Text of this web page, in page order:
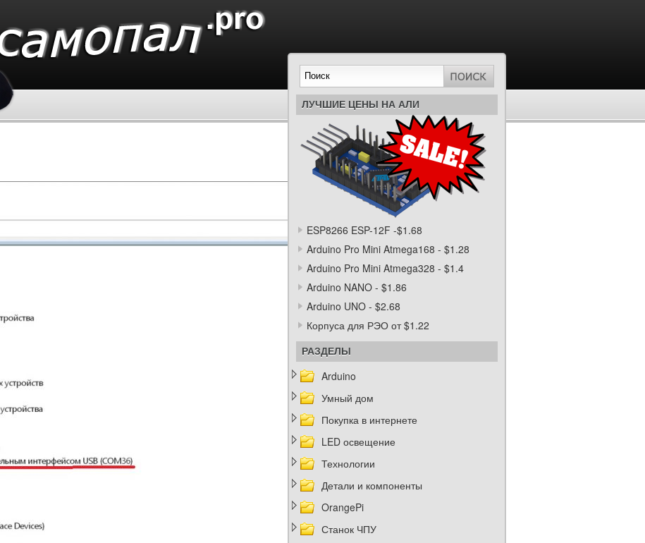
ЛУЧШИЕ ЦЕНЫ НА АЛИ
ESP8266 ESP-12F -$1.68
Arduino Pro Mini Atmega168 - $1.28
Arduino Pro Mini Atmega328 - $1.4
Arduino NANO - $1.86
Arduino UNO - $2.68
Корпуса для РЭО от $1.22
РАЗДЕЛЫ
Arduino
Умный дом
Покупка в интернете
LED освещение
Технологии
Детали и компоненты
OrangePi
Станок ЧПУ